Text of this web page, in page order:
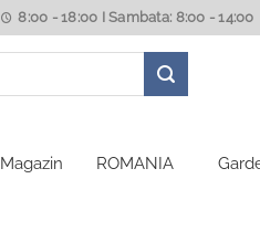
8:00 - 18:00 I Sambata: 8:00 - 14:00
Magazin ROMANIA